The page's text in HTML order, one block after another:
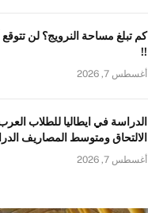
كم تبلغ مساحة النرويج؟ لن
!!
أغسطس 7, 2026
الدراسة في ايطاليا للطلاب
الالتحاق ومتوسط المصاريف
أغسطس 7, 2026